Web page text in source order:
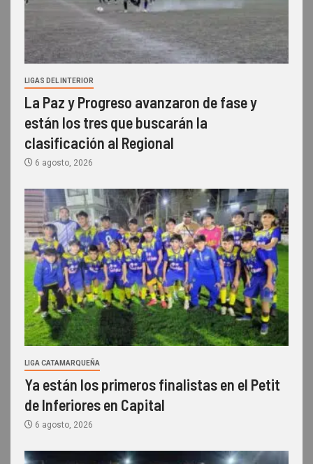
LIGAS DEL INTERIOR
La Paz y Progreso avanzaron de fase y
están los tres que buscarán la
clasificación al Regional
6 agosto, 2026
LIGA CATAMARQUEÑA
Ya están los primeros finalistas en el Petit
de Inferiores en Capital
6 agosto, 2026